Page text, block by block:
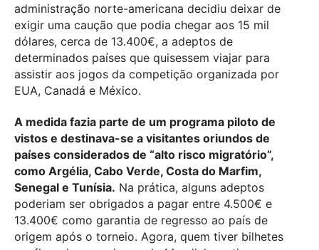
administração norte-americana decidiu deixar de
exigir uma caução que podia chegar aos 15 mil
dólares, cerca de 13.400€, a adeptos de
determinados países que quisessem viajar para
assistir aos jogos da competição organizada por
EUA, Canadá e México.
A medida fazia parte de um programa piloto de
vistos e destinava-se a visitantes oriundos de
países considerados de “alto risco migratório”,
como Argélia, Cabo Verde, Costa do Marfim,
Senegal e Tunísia. Na prática, alguns adeptos
poderiam ser obrigados a pagar entre 4.500€ e
13.400€ como garantia de regresso ao país de
origem após o torneio. Agora, quem tiver bilhetes